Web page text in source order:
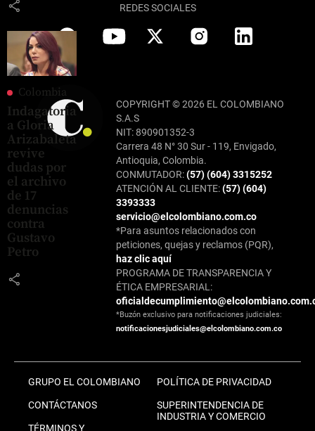
share
Colombia
Indagatoria
a Gloria
Arizabaleta
revive
dudas por
el archivo
de 17
denuncias
contra
Gustavo
Petro
share
REDES SOCIALES
COPYRIGHT © 2026 EL COLOMBIANO
S.A.S
NIT: 890901352-3
Carrera 48 N° 30 Sur - 119, Envigado,
Antioquia, Colombia.
CONMUTADOR:(57) (604) 3315252
ATENCIÓN AL CLIENTE:(57) (604)
3393333
servicio@elcolombiano.com.co
*Para asuntos relacionados con
peticiones, quejas y reclamos (PQR),
haz clic aquí
PROGRAMA DE TRANSPARENCIA Y
ÉTICA EMPRESARIAL:
*Buzón exclusivo para notificaciones judiciales:
notificacionesjudiciales@elcolombiano.com.co
GRUPO EL COLOMBIANO
CONTÁCTANOS
TÉRMINOS Y
POLÍTICA DE PRIVACIDAD
SUPERINTENDENCIA DE
INDUSTRIA Y COMERCIO